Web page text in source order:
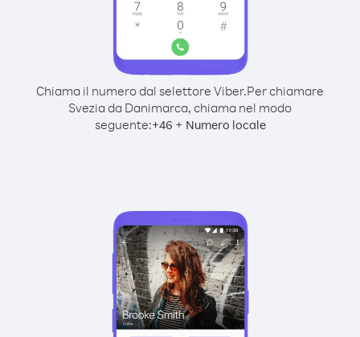
Chiama il numero dal selettore Viber.Per chiamare
Svezia da Danimarca, chiama nel modo
seguente:+46 + Numero locale